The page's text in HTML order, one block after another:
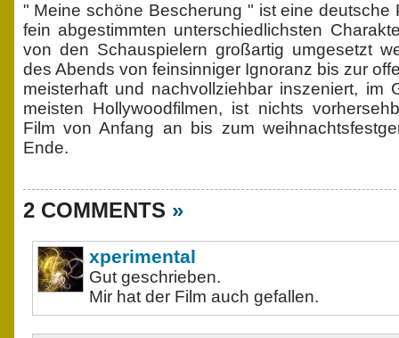
" Meine schöne Bescherung " ist eine deutsche
fein abgestimmten unterschiedlichsten
von den Schauspielern großartig umgesetzt
des Abends von feinsinniger Ignoranz bis zur
meisterhaft und nachvollziehbar inszeniert, im
meisten Hollywoodfilmen, ist nichts
Film von Anfang an bis zum
Ende.
2 COMMENTS »
xperimental
Gut geschrieben.
Mir hat der Film auch gefallen.